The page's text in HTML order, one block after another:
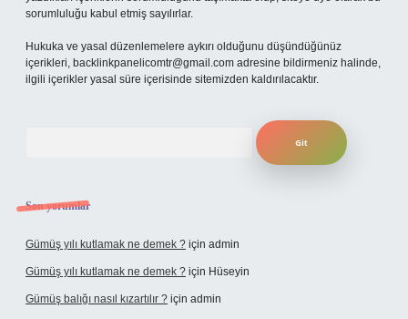
sorumluluğu kabul etmiş sayılırlar.
Hukuka ve yasal düzenlemelere aykırı olduğunu düşündüğünüz
içerikleri, backlinkpanelicomtr@gmail.com adresine bildirmeniz halinde,
ilgili içerikler yasal süre içerisinde sitemizden kaldırılacaktır.
Son yorumlar
Gümüş yılı kutlamak ne demek ? için admin
Gümüş yılı kutlamak ne demek ? için Hüseyin
Gümüş balığı nasıl kızartılır ? için admin